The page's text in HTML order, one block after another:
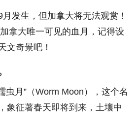
发生，但加拿大将无法观赏！
拿大唯一可见的血月，记得设
文奇景吧！
虫月”（Worm Moon），这个名
象征著春天即将到来，土壤中